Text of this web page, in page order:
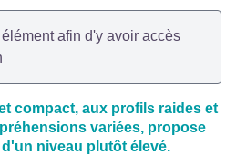
afin d'y avoir accès
compact, aux profils raides et
variées, propose
niveau plutôt élevé.